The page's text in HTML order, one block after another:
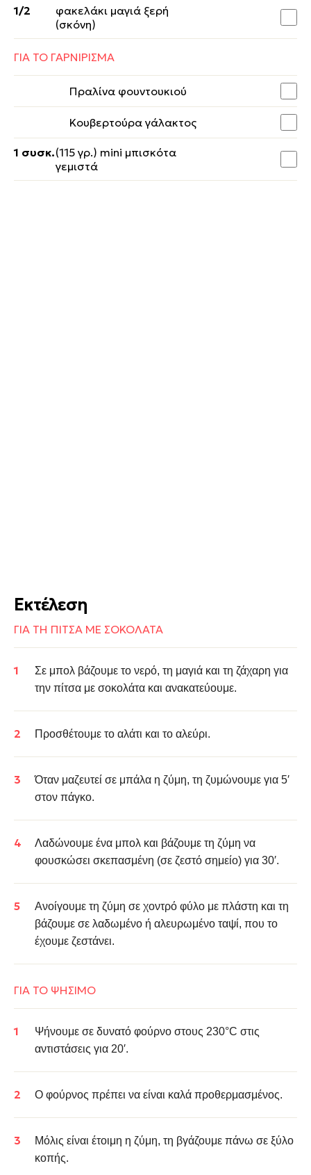
1/2
φακελάκι μαγιά ξερή
(σκόνη)
ΓΙΑ ΤΟ ΓΑΡΝΙΡΙΣΜΑ
Πραλίνα φουντουκιού
Κουβερτούρα γάλακτος
1 συσκ.(115 γρ.) mini μπισκότα
γεμιστά
Εκτέλεση
ΓΙΑ ΤΗ ΠΙΤΣΑ ΜΕ ΣΟΚΟΛΑΤΑ
Σε μπολ βάζουμε το νερό, τη μαγιά και τη ζάχαρη για
την πίτσα με σοκολάτα και ανακατεύουμε.
Προσθέτουμε το αλάτι και το αλεύρι.
Όταν μαζευτεί σε μπάλα η ζύμη, τη ζυμώνουμε για 5′
στον πάγκο.
Λαδώνουμε ένα μπολ και βάζουμε τη ζύμη να
φουσκώσει σκεπασμένη (σε ζεστό σημείο) για 30′.
Ανοίγουμε τη ζύμη σε χοντρό φύλο με πλάστη και τη
βάζουμε σε λαδωμένο ή αλευρωμένο ταψί, που το
έχουμε ζεστάνει.
ΓΙΑ ΤΟ ΨΗΣΙΜΟ
Ψήνουμε σε δυνατό φούρνο στους 230°C στις
αντιστάσεις για 20′.
Ο φούρνος πρέπει να είναι καλά προθερμασμένος.
Μόλις είναι έτοιμη η ζύμη, τη βγάζουμε πάνω σε ξύλο
κοπής.